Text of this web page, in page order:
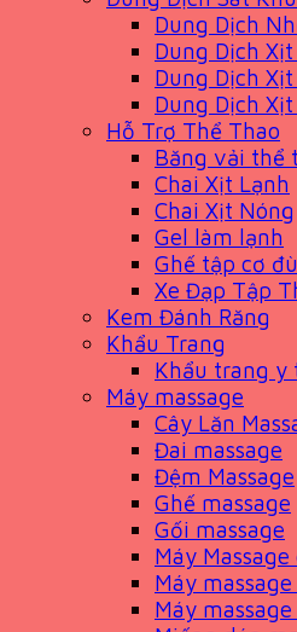
Dung Dịch
Dung Dịch
Dung Dịch
Dung Dịch Xịt
Hỗ Trợ Thể Thao
Băng vải thể
Chai Xịt Lạnh
Chai Xịt Nóng
Gel làm lạnh
Ghế tập cơ
Xe Đạp Tập
Kem Đánh Răng
Khẩu Trang
Khẩu trang y
Máy massage
Cây Lăn
Đai massage
Đệm Massage
Ghế massage
Gối massage
Máy
Máy
Máy